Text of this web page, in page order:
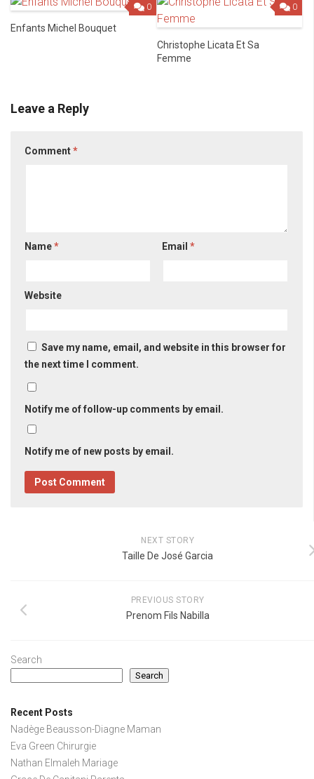
0
Enfants Michel Bouquet
0
Christophe Licata Et Sa
Femme
Leave a Reply
Comment*
Name* Email*
Website
Save my name, email, and website in this browser for
the next time I comment.
Notify me of follow-up comments by email.
Notify me of new posts by email.
NEXT STORY
Taille De José Garcia
PREVIOUS STORY
Prenom Fils Nabilla
Search
Search
Recent Posts
Nadège Beausson-Diagne Maman
Eva Green Chirurgie
Nathan Elmaleh Mariage